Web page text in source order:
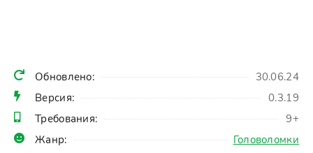
Обновлено:
30.06.24
Версия:
0.3.19
Требования:
9+
Жанр:
Головоломки